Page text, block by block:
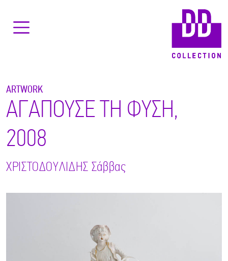
ARTWORK
ΑΓΑΠΟΥΣΕ ΤΗ ΦΥΣΗ,
2008
ΧΡΙΣΤΟΔΟΥΛΙΔΗΣ Σάββας